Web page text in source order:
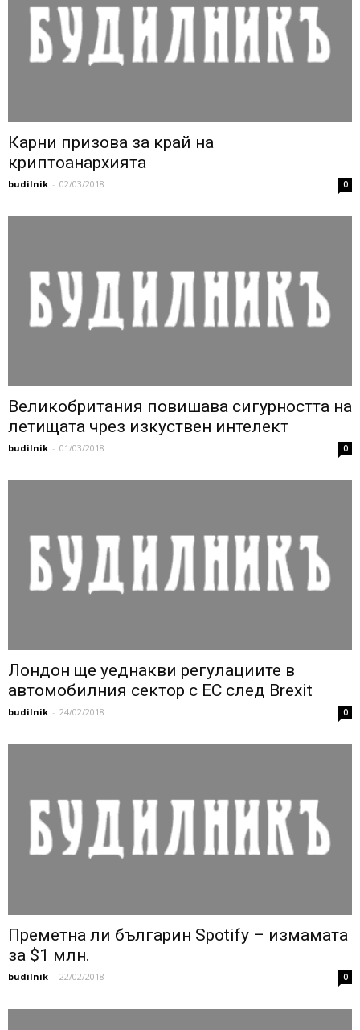
Карни призова за край на
криптоанархията
budilnik - 02/03/2018 0
Великобритания повишава сигурността на
летищата чрез изкуствен интелект
budilnik - 01/03/2018 0
Лондон ще уеднакви регулациите в
автомобилния сектор с ЕС след Brexit
budilnik - 24/02/2018 0
Преметна ли българин Spotify – измамата
за $1 млн.
budilnik - 22/02/2018 0